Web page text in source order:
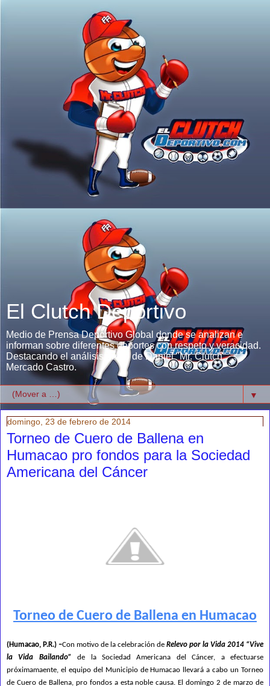
El Clutch Deportivo
Medio de Prensa Deportivo Global donde se analizan e
informan sobre diferentes deportes con respeto y veracidad.
Destacando el análisis único de Daniel "Mr. Clutch"
Mercado Castro.
▼
domingo, 23 de febrero de 2014
Torneo de Cuero de Ballena en
Humacao pro fondos para la Sociedad
Americana del Cáncer
Torneo de Cuero de Ballena en Humacao
(Humacao, P.R.) –Con motivo de la celebración de Relevo por la Vida 2014 “Vive
la Vida Bailando”de la Sociedad Americana del Cáncer, a efectuarse
próximamaente, el equipo del Municipio de Humacao llevará a cabo un Torneo
de Cuero de Ballena, pro fondos a esta noble causa. El domingo 2 de marzo de